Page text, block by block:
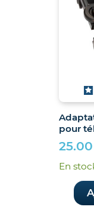
pour
25.00
En